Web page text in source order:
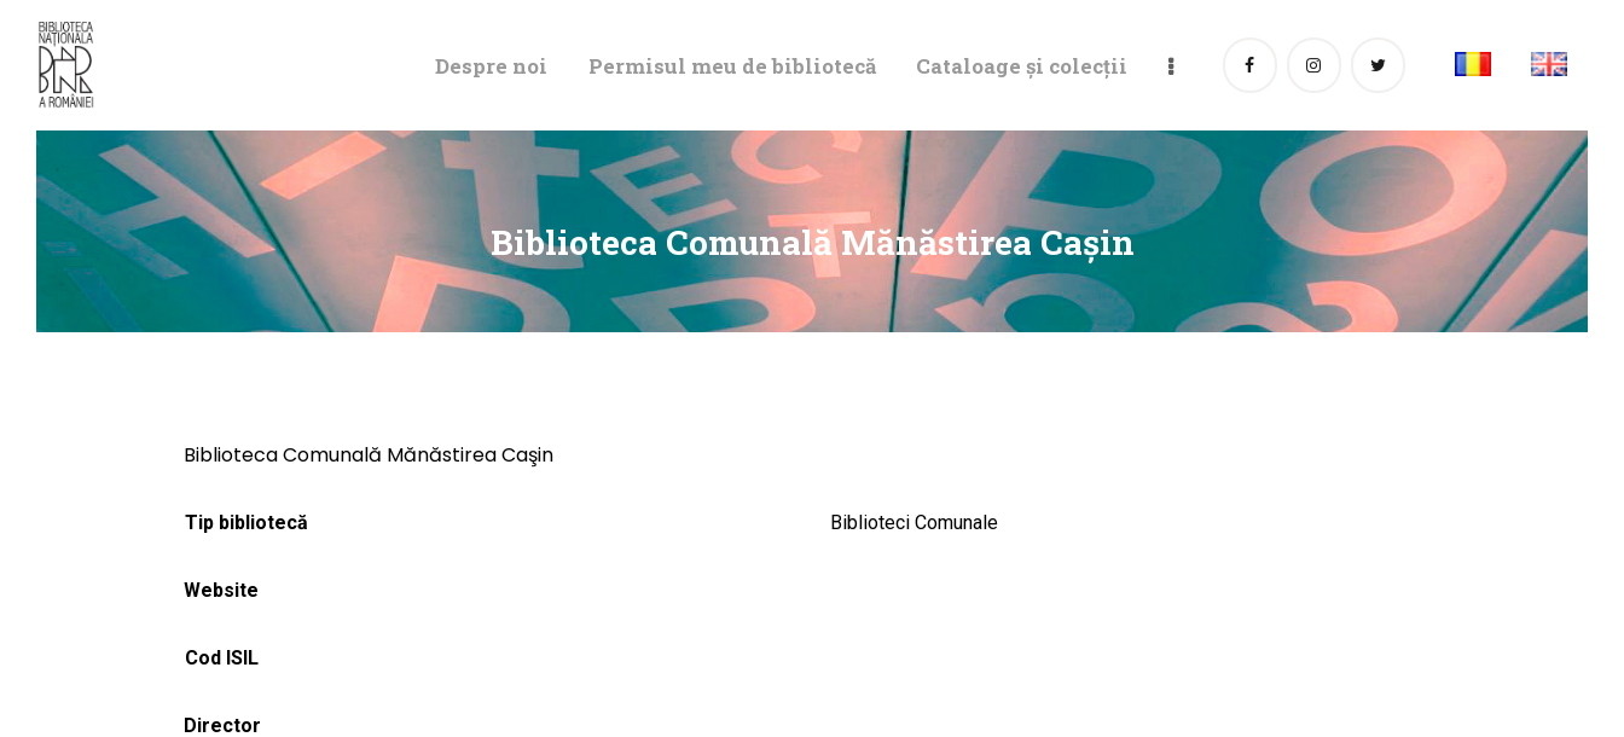
Despre noi Permisul meu de bibliotecă Cataloage și colecții
Biblioteca Comunală Mănăstirea Caşin
DE BIBLIOTECĂ
CATALOAGE ȘI
COLECȚII
Biblioteca Comunală Mănăstirea Caşin
Tip bibliotecă Biblioteci Comunale
Website
Cod ISIL
Director